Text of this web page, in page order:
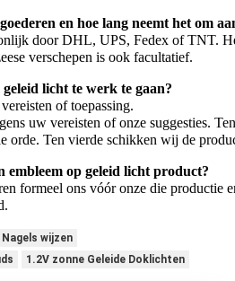
en hoe lang neemt het om
door DHL, UPS, Fedex of TNT.
verschepen is ook facultatief.
licht te werk te gaan?
of toepassing.
uw vereisten of onze suggesties.
orde. Ten vierde schikken wij de
op geleid licht product?
formeel ons vóór onze die productie
wijzen
1.2V zonne Geleide Doklichten